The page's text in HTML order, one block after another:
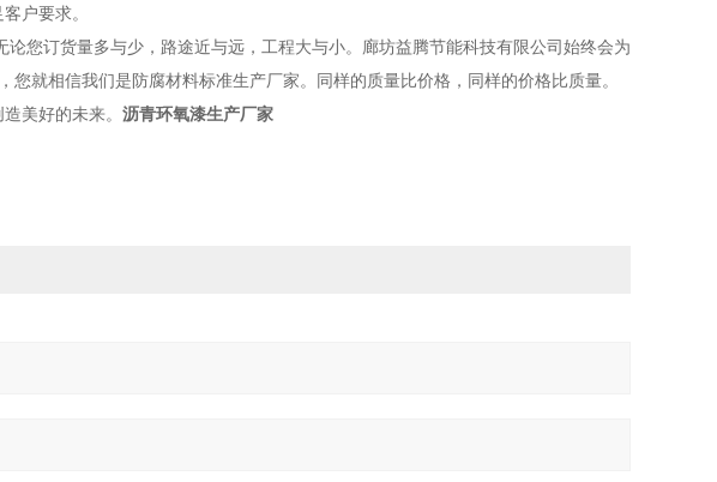
户要求。
订货量多与少，路途近与远，工程大与小。廊坊益腾节能科技有限公司始终会为
就相信我们是防腐材料标准生产厂家。同样的质量比价格，同样的价格比质量。
美好的未来。 沥青环氧漆生产厂家